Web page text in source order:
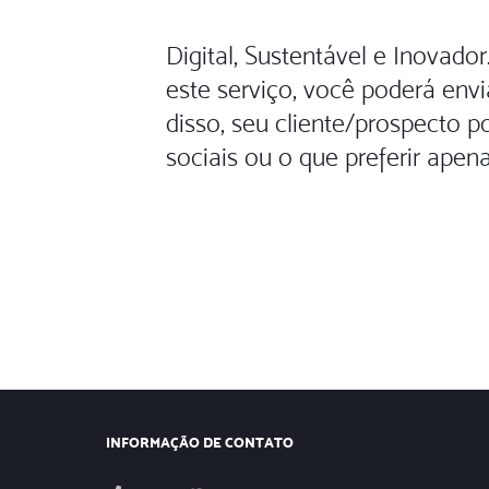
Digital, Sustentável e
este serviço, você poderá
disso, seu cliente/prospecto
sociais ou o que preferir
INFORMAÇÃO DE CONTATO